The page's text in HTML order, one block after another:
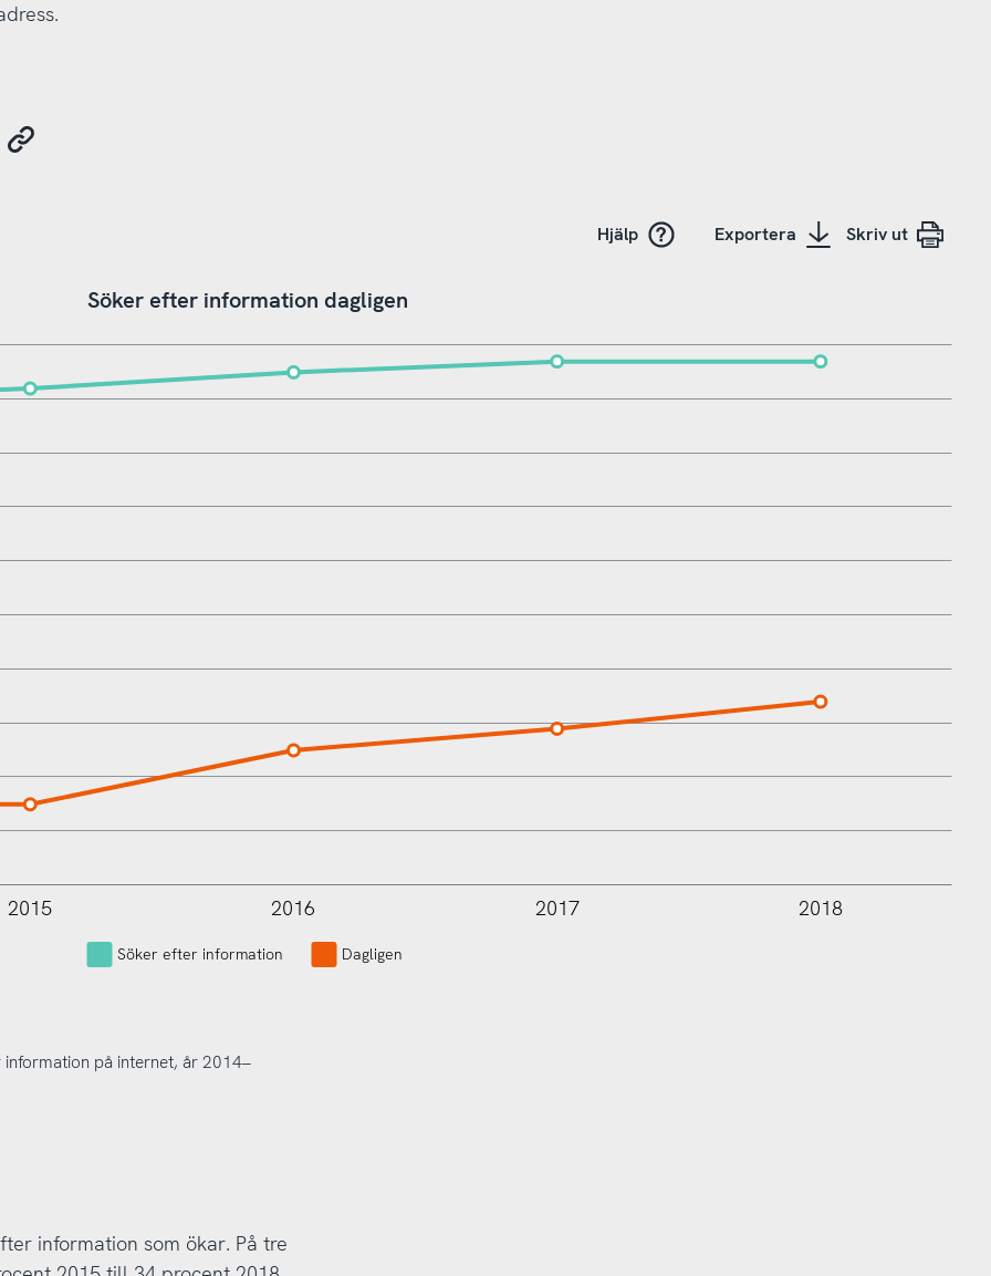
Hjälp Exportera Skriv ut
Söker efter information dagligen
L
2015 2016 2017 2018
Söker efter information Dagligen
på internet, år 2014–
information som ökar. På tre